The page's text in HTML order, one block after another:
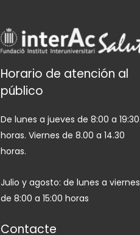
Horario de atención al
público
De lunes a jueves de 8:00 a 19:30
horas. Viernes de 8.00 a 14.30
horas.
Julio y agosto: de lunes a viernes
de 8:00 a 15:00 horas
Contacte